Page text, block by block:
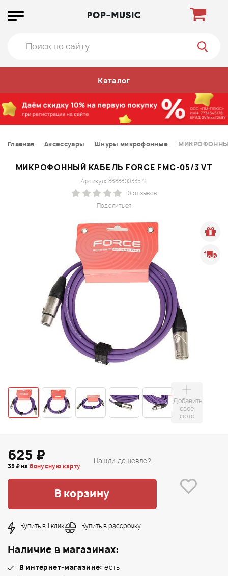
Каталог
Главная Аксессуары Шнуры микрофонные
МИКРОФОННЫЙ КАБЕЛЬ FORCE FMC-05/3 VT
Поделиться
Артикул: 888880033541
0 отзывов
Добавить
свое
фото
625 ₽
35 ₽ набонусную карту
Нашли дешевле?
В корзину
Купить в 1 клик Купить в рассрочку
Наличие в магазинах:
В интернет-магазине: есть